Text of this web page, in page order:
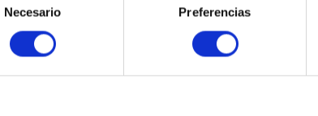
Necesario Preferencias
Certificados SSL/TLS
HOSTING WEB GESTIONADO
Imunify